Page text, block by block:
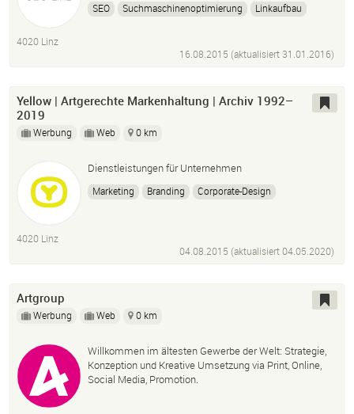
SEO Suchmaschinenoptimierung
Linkaufbau
4020 Linz
16.08.2015 (aktualisiert 31.01.2016)
Yellow | Artgerechte Markenhaltung | Archiv 1992–
2019
Werbung Web 0 km
Dienstleistungen für Unternehmen
Marketing Branding
Corporate-Design
4020 Linz
04.08.2015 (aktualisiert04.05.2020)
Artgroup
Werbung Web 0 km
Willkommen im ältesten Gewerbe der Welt: Strategie,
Konzeption und Kreative Umsetzung via Print, Online,
Social Media, Promotion.